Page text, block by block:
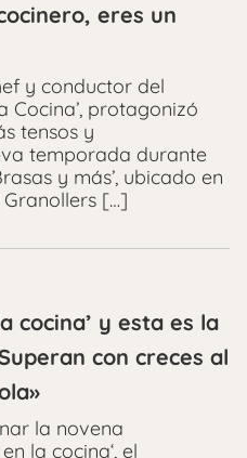
eres un
y conductor del
Cocina’, protagonizó
tensos y
temporada durante
y más’, ubicado en
[…]
cocina’ y esta es la
con creces al
la novena
la cocina‘, el